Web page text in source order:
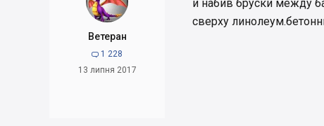
Ветеран
 1 228
13 липня 2017
и набив бруски между
сверху